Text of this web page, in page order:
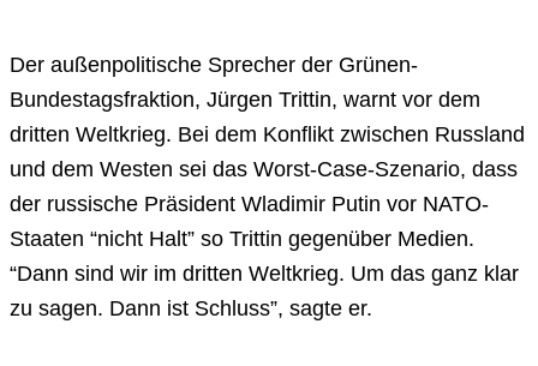
Der außenpolitische Sprecher der Grünen-
Bundestagsfraktion, Jürgen Trittin, warnt vor dem
dritten Weltkrieg. Bei dem Konflikt zwischen Russland
und dem Westen sei das Worst-Case-Szenario, dass
der russische Präsident Wladimir Putin vor NATO-
Staaten “nicht Halt” so Trittin gegenüber Medien.
“Dann sind wir im dritten Weltkrieg. Um das ganz klar
zu sagen. Dann ist Schluss”, sagte er.